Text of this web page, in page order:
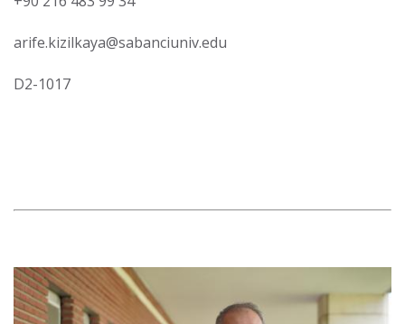
arife.kizilkaya@sabanciuniv.edu
D2-1017
Görsel